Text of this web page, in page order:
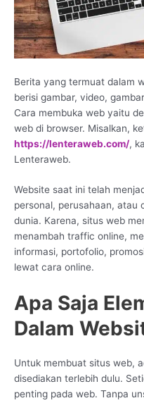
Berita yang termuat dalam
berisi gambar, video,
Cara membuka web yaitu
web di browser. Misalkan,
https://lenteraweb.com/,
Lenteraweb.
Website saat ini telah
personal, perusahaan, atau
dunia. Karena, situs web
menambah traffic online,
informasi, portofolio,
lewat cara online.
Apa Saja
Dalam
Untuk membuat situs web,
disediakan terlebih dulu.
penting pada web. Tanpa